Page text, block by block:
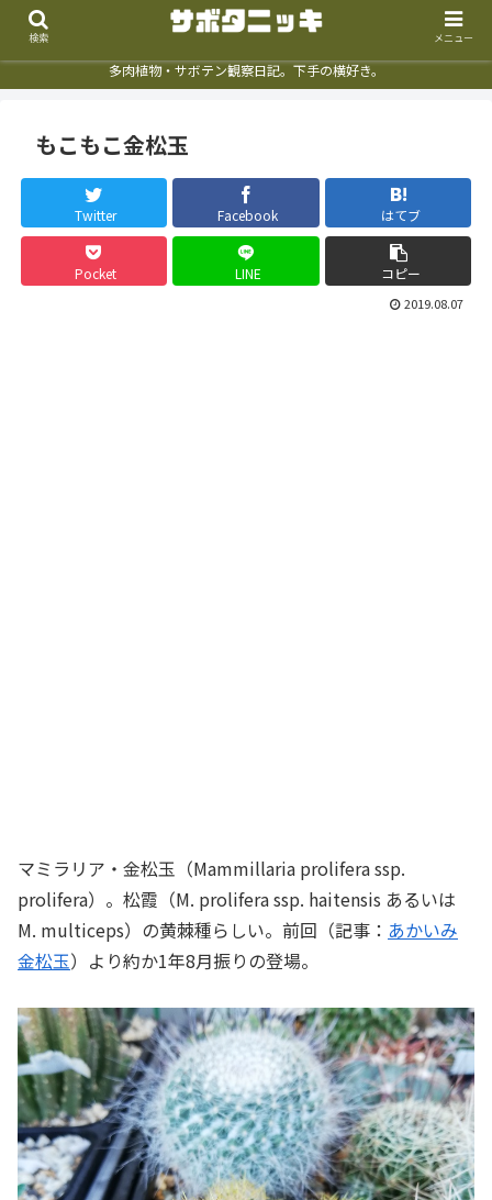
多肉植物・サボテン観察日記。下手の横好き。
もこもこ金松玉
Twitter Facebook はてブ
Pocket LINE コピー
2019.08.07
マミラリア・金松玉（Mammillaria prolifera ssp.
prolifera）。松霞（M. prolifera ssp. haitensis あるいは
M. multiceps）の黄棘種らしい。前回（記事： あかいみ
金松玉）より約か1年8月振りの登場。
検索 メニュー